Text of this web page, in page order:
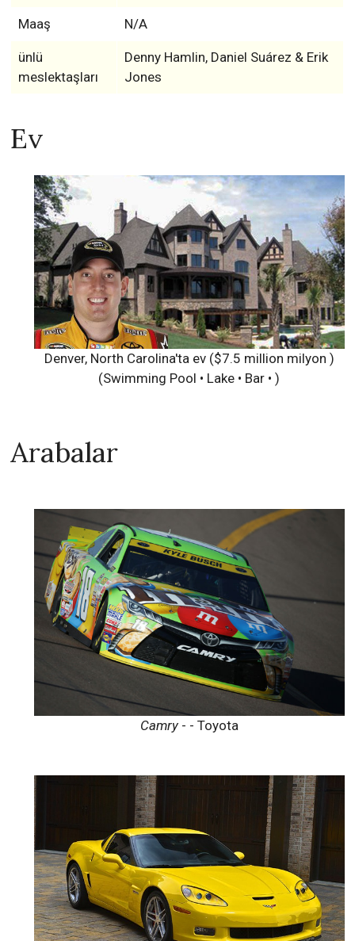
Maaş N/A
ünlü
meslektaşları
Denny Hamlin, Daniel Suárez & Erik
Jones
Ev
Denver, North Carolina'ta ev ($7.5 million milyon )
(Swimming Pool • Lake • Bar • )
Arabalar
Camry- - Toyota